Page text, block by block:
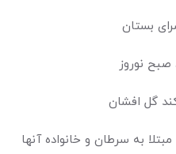
بستان
صبح نوروز
گل افشان
به سرطان و خانواده آنها